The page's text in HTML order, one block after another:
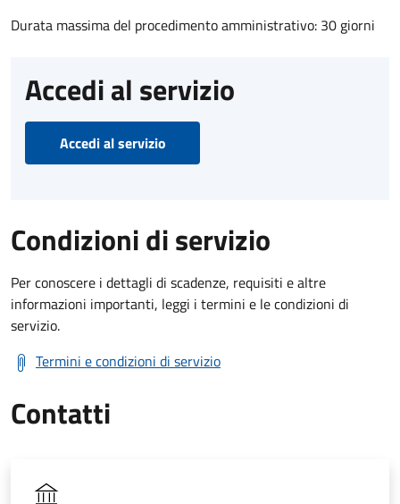
Durata massima del procedimento amministrativo: 30 giorni
Accedi al servizio
Accedi al servizio
Condizioni di servizio
Per conoscere i dettagli di scadenze, requisiti e altre
informazioni importanti, leggi i termini e le condizioni di
servizio.
Termini e condizioni di servizio
Contatti